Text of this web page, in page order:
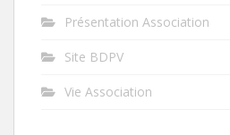
Présentation Association
Site BDPV
Vie Association